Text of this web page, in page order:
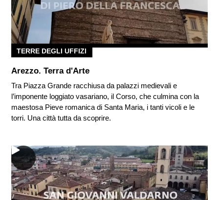
TERRE DEGLI UFFIZI
Arezzo. Terra d'Arte
Tra Piazza Grande racchiusa da palazzi medievali e
l’imponente loggiato vasariano, il Corso, che culmina con la
maestosa Pieve romanica di Santa Maria, i tanti vicoli e le
torri. Una città tutta da scoprire.